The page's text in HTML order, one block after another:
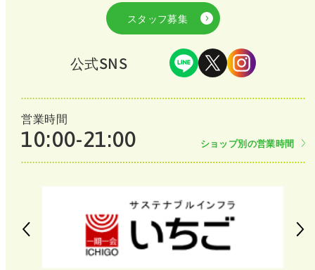
スタッフ募集
公式SNS
営業時間
10:00-21:00 ショップ別の営業時間